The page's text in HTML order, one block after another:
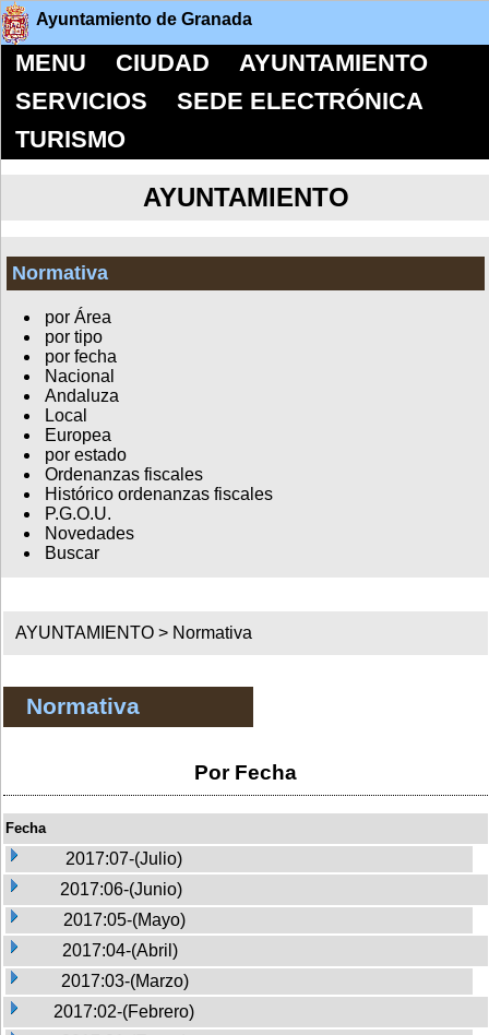
Ayuntamiento de Granada
MENU CIUDAD
AYUNTAMIENTO
SERVICIOS
SEDE ELECTRÓNICA
TURISMO
AYUNTAMIENTO
Normativa
por Área
por tipo
por fecha
Nacional
Andaluza
Local
Europea
por estado
Ordenanzas fiscales
Histórico ordenanzas fiscales
P.G.O.U.
Novedades
Buscar
AYUNTAMIENTO > Normativa
Normativa
Por Fecha
Fecha
2017:07-(Julio)
2017:06-(Junio)
2017:05-(Mayo)
2017:04-(Abril)
2017:03-(Marzo)
2017:02-(Febrero)